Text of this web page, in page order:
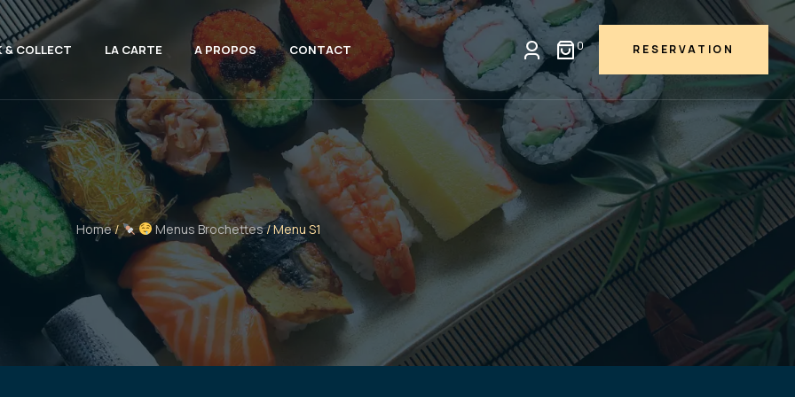
& COLLECT LA CARTE A PROPOS CONTACT 0 RESERVATION
Home/ Menus Brochettes/ Menu S1